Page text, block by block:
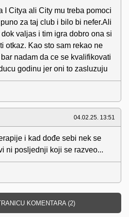
I Citya ali City mu treba pomoci
za taj club i bilo bi nefer.Ali
valjas i tim igra dobro ona si
otkaz. Kao sto sam rekao ne
nadam da ce se kvalifikovati
godinu jer oni to zasluzuju
04.02.25. 13:51
i kad dođe sebi nek se
ni posljednji koji se razveo...
KOMENTARA (2)